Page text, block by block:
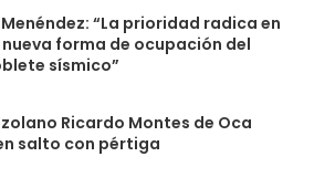
“La prioridad radica en
forma de ocupación del
sísmico”
Ricardo Montes de Oca
salto con pértiga